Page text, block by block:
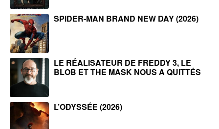
SPIDER-MAN BRAND NEW DAY (2026)
LE RÉALISATEUR DE FREDDY 3, LE
BLOB ET THE MASK NOUS A QUITTÉS
L’ODYSSÉE (2026)